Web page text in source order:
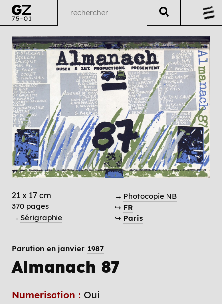
21 x 17 cm
370 pages
→ Sérigraphie
→ Photocopie NB
↪ FR
↪ Paris
Parution en janvier 1987
Almanach 87
Numerisation : Oui